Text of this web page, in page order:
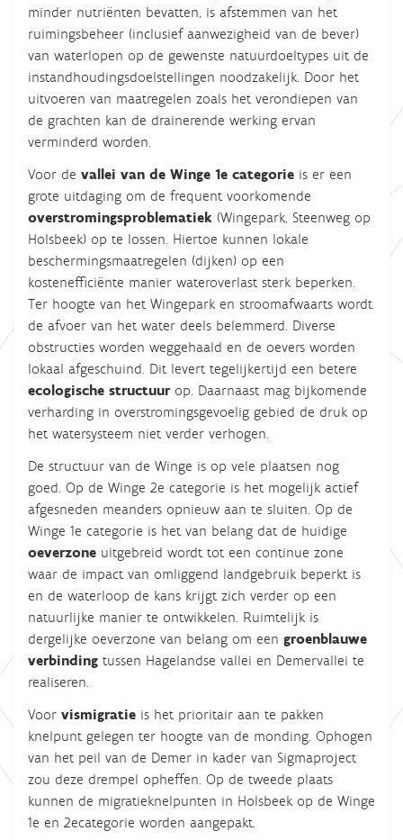
minder nutriënten bevatten, is afstemmen van het
ruimingsbeheer (inclusief aanwezigheid van de bever)
van waterlopen op de gewenste natuurdoeltypes uit de
instandhoudingsdoelstellingen noodzakelijk. Door het
uitvoeren van maatregelen zoals het verondiepen van
de grachten kan de drainerende werking ervan
verminderd worden.
Voor de vallei van de Winge 1e categorie is er een
grote uitdaging om de frequent voorkomende
overstromingsproblematiek (Wingepark, Steenweg op
Holsbeek) op te lossen. Hiertoe kunnen lokale
beschermingsmaatregelen (dijken) op een
kostenefficiënte manier wateroverlast sterk beperken.
Ter hoogte van het Wingepark en stroomafwaarts wordt
de afvoer van het water deels belemmerd. Diverse
obstructies worden weggehaald en de oevers worden
lokaal afgeschuind. Dit levert tegelijkertijd een betere
ecologische structuurop. Daarnaast mag bijkomende
verharding in overstromingsgevoelig gebied de druk op
het watersysteem niet verder verhogen.
De structuur van de Winge is op vele plaatsen nog
goed. Op de Winge 2e categorie is het mogelijk actief
afgesneden meanders opnieuw aan te sluiten. Op de
Winge 1e categorie is het van belang dat de huidige
oeverzone uitgebreid wordt tot een continue zone
waar de impact van omliggend landgebruik beperkt is
en de waterloop de kans krijgt zich verder op een
natuurlijke manier te ontwikkelen. Ruimtelijk is
dergelijke oeverzone van belang om een groenblauwe
verbinding tussen Hagelandse vallei en Demervallei te
realiseren.
Voor vismigratie is het prioritair aan te pakken
knelpunt gelegen ter hoogte van de monding. Ophogen
van het peil van de Demer in kader van Sigmaproject
zou deze drempel opheffen. Op de tweede plaats
kunnen de migratieknelpunten in Holsbeek op de Winge
1e en 2ecategorie worden aangepakt.